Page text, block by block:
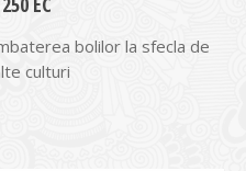
bolilor la sfecla de
culturi